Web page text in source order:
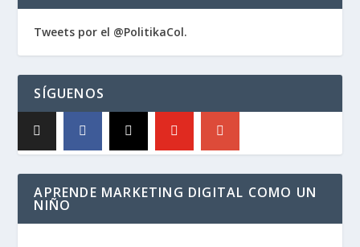
Tweets por el @PolitikaCol.
SÍGUENOS
APRENDE MARKETING DIGITAL COMO UN
NIÑO